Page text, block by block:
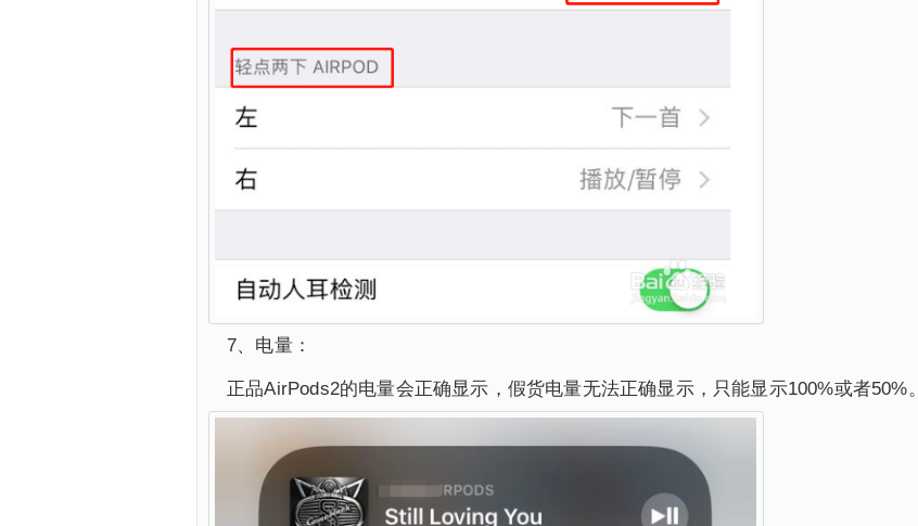
7、电量：
正品AirPods2的电量会正确显示，假货电量无法正确显示，只能显示100%或者50%。